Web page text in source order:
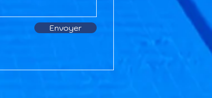
Envoyer